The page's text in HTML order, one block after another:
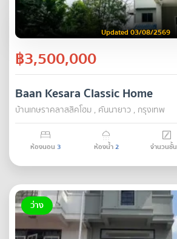
Updated 03/08/2569
฿3,500,000
Baan Kesara Classic Home
บ้านเกษราคลาสสิคโฮม , คันนายาว , กรุงเทพ
ห้องนอน 3 ห้องน้ำ2 จำนวนชั้น
ว่าง